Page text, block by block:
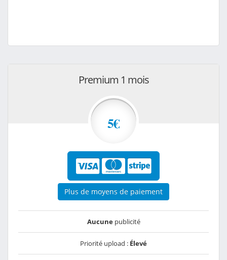
Premium 1 mois
5€
Plus de moyens de paiement
Aucunepublicité
Priorité upload : Élevé